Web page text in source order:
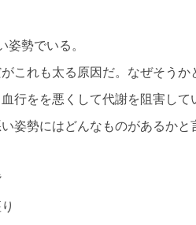
姿勢でいる。
これも太る原因だ。なぜそう
行をを悪くして代謝を阻害して
姿勢にはどんなものがあるかと